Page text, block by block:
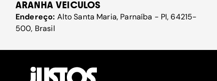
ARANHA VEICULOS
Endereço: Alto Santa Maria, Parnaíba - PI, 64215-
500, Brasil